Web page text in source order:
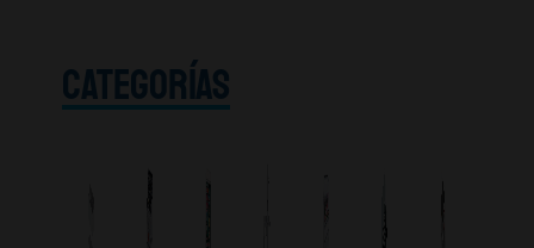
CATEGORÍAS